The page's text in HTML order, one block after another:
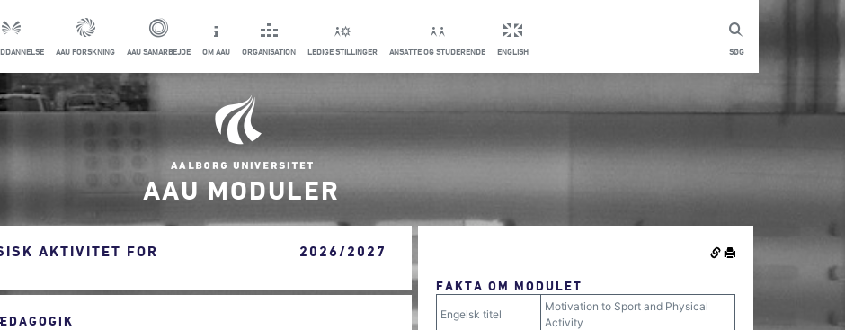
SØG
AAU FORSKNING AAU SAMARBEJDE OM AAU ORGANISATION LEDIGE STILLINGER ANSATTE OG STUDERENDE ENGLISH
AAU MODULER
AKTIVITET FOR
2026/2027
FAKTA OM MODULET
Engelsk titel
Motivation to Sport and Physical
Activity